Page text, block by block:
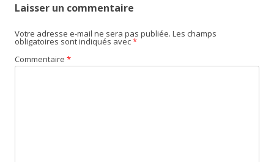
Laisser un commentaire
Votre adresse e-mail ne sera pas publiée. Les champs
obligatoires sont indiqués avec*
Commentaire *